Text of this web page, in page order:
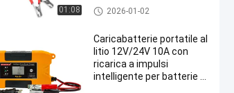
01:08
display LCD per batterie
LiFePO4
caricatore della batteria al litio
2026-01-02
Caricabatterie portatile al
litio 12V/24V 10A con
ricarica a impulsi
intelligente per batterie al